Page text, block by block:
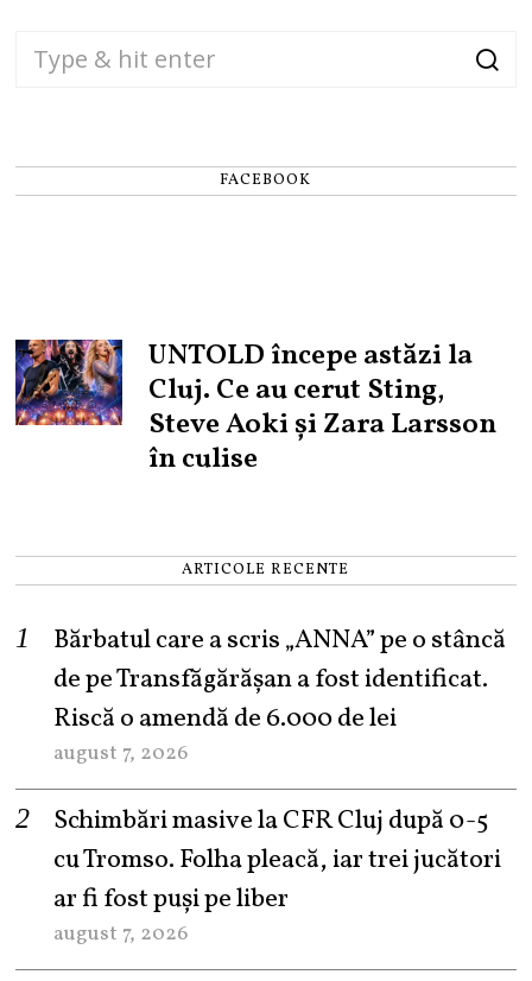
FACEBOOK
UNTOLD începe astăzi la
Cluj. Ce au cerut Sting,
Steve Aoki și Zara Larsson
în culise
ARTICOLE RECENTE
Bărbatul care a scris „ANNA” pe o stâncă
de pe Transfăgărășan a fost identificat.
Riscă o amendă de 6.000 de lei
august 7, 2026
Schimbări masive la CFR Cluj după 0-5
cu Tromso. Folha pleacă, iar trei jucători
ar fi fost puși pe liber
august 7, 2026